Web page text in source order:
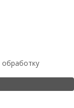
обработку